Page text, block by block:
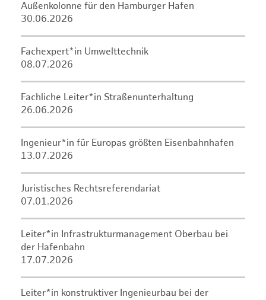
Außenkolonne für den Hamburger Hafen
30.06.2026
Fachexpert*in Umwelttechnik
08.07.2026
Fachliche Leiter*in Straßenunterhaltung
26.06.2026
Ingenieur*in für Europas größten Eisenbahnhafen
13.07.2026
Juristisches Rechtsreferendariat
07.01.2026
Leiter*in Infrastrukturmanagement Oberbau bei
der Hafenbahn
17.07.2026
Leiter*in konstruktiver Ingenieurbau bei der